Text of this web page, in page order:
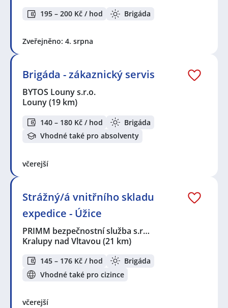
195 – 200 Kč / hod Brigáda
Zveřejněno: 4. srpna
Brigáda - zákaznický servis
BYTOS Louny s.r.o.
Louny(19 km)
140 – 180 Kč / hod
Brigáda
Vhodné také pro absolventy
včerejší
Strážný/á vnitřního skladu
expedice - Úžice
PRIMM bezpečnostní služba s.r…
Kralupy nad Vltavou (21 km)
145 – 176 Kč / hod
Brigáda
Vhodné také pro cizince
včerejší